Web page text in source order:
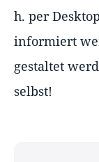
h. per
informiert
gestaltet
selbst!